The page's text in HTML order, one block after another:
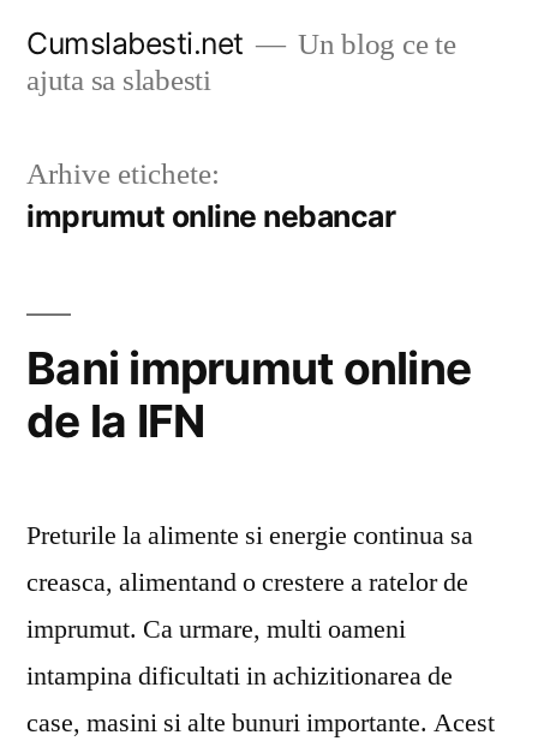
Cumslabesti.net
Un blog ce te
ajuta sa slabesti
Arhive etichete:
imprumut online nebancar
Bani imprumut online
de la IFN
Preturile la alimente si energie continua sa
creasca, alimentand o crestere a ratelor de
imprumut. Ca urmare, multi oameni
intampina dificultati in achizitionarea de
case, masini si alte bunuri importante. Acest